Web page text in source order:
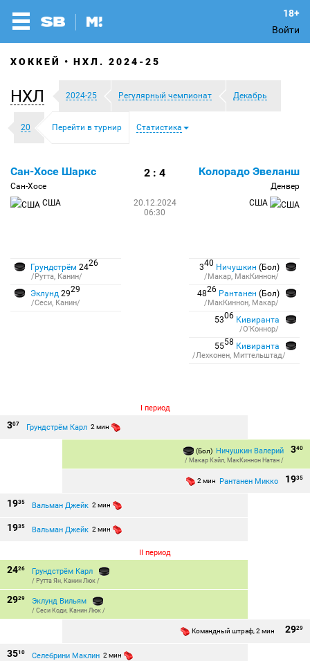
Войти
ХОККЕЙ НХЛ. 2024-25
НХЛ 2024-25 Регулярный чемпионат Декабрь
20 Перейти в турнир Статистика
Сан-Хосе Шаркс
Сан-Хосе
США
2 : 4
20.12.2024
06:30
Колорадо Эвеланш
Денвер
США
Грундстрём 2426
/Рутта, Канин/
Эклунд 2929
/Сеси, Канин/
340 Ничушкин (Бол)
/Макар, МакКиннон/
4826 Рантанен (Бол)
/МакКиннон, Макар/
5306 Кивиранта
/О'Коннор/
5558 Кивиранта
/Лехконен, Миттельштад/
I период
307 Грундстрём Карл 2 мин
340
(Бол) Ничушкин Валерий
/ Макар Кэйл, МакКиннон Натан /
1935
2 мин Рантанен Микко
1935 Вальман Джейк 2 мин
1935 Вальман Джейк 2 мин
II период
2426 Грундстрём Карл
/ Рутта Ян, Канин Люк /
2929 Эклунд Вильям
/ Сеси Коди, Канин Люк /
2929
Командный штраф, 2 мин
3510 Селебрини Маклин 2 мин